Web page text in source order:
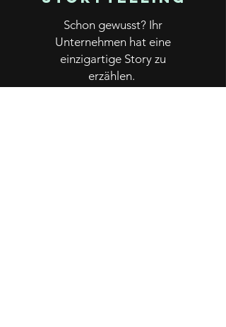
Schon gewusst? Ihr
Unternehmen hat eine
einzigartige Story zu
erzählen.